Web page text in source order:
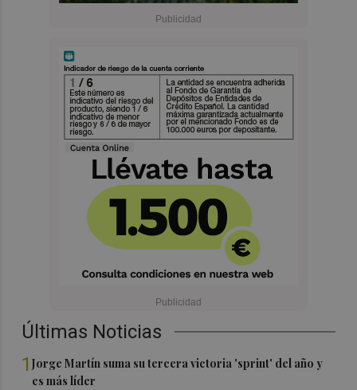
Últimas Noticias
1Jorge Martín suma su tercera victoria 'sprint' del año y
es más líder